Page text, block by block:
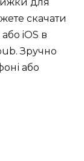
для
скачати
iOS в
Зручно
або